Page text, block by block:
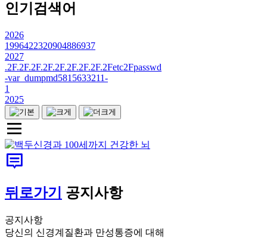
인기검색어
2026
1996422320904886937
2027
.2F.2F.2F.2F.2F.2F.2F.2F.2Fetc2Fpasswd
-var_dumpmd5815633211-
1
2025
뒤로가기 공지사항
공지사항
당신의 신경계질환과 만성통증에 대해